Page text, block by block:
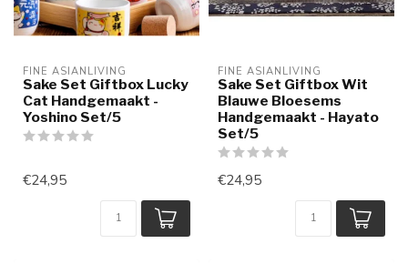
FINE ASIANLIVING
Sake Set Giftbox Lucky
Cat Handgemaakt -
Yoshino Set/5
€24,95
FINE ASIANLIVING
Sake Set Giftbox Wit
Blauwe Bloesems
Handgemaakt - Hayato
Set/5
€24,95